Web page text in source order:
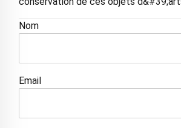
Nom
Email